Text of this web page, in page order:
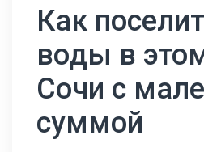
Как
воды в
Сочи с
суммой